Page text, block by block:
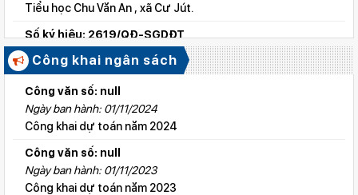
Tiểu học Chu Văn An , xã Cư Jút.
Số ký hiệu: 2619/QĐ-SGDĐT
Ngày ban hành: 06/08/2026
Quyết định công nhận kiểm định chất lượng giáo dục Trường
Tiểu học Lý Tự Trọng , xã Cư Jút.
Số ký hiệu: 2615/QĐ-SGDĐT
Ngày ban hành: 06/08/2026
Quyết định công nhận kiểm định chất lượng giáo dục Trường
Tiểu học Nguyễn Bỉnh Khiêm, xã Đức linh.
Công khai ngân sách
Công văn số: null
Ngày ban hành: 01/11/2024
Công khai dự toán năm 2024
Công văn số: null
Ngày ban hành: 01/11/2023
Công khai dự toán năm 2023